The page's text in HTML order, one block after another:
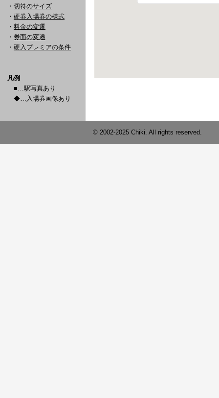
・ 切符のサイズ
・ 硬券入場券の様式
・ 料金の変遷
・ 券面の変遷
・ 硬入プレミアの条件
凡例
■…駅写真あり
◆…入場券画像あり
© 2002-2025 Chiki. All rights reserved.